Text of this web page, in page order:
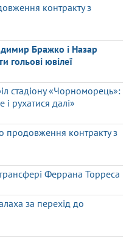
контракту з
Бражко і Назар
гольові ювілеї
стадіону «Чорноморець»:
рухатися далі»
продовження контракту з
Феррана Торреса
за перехід до